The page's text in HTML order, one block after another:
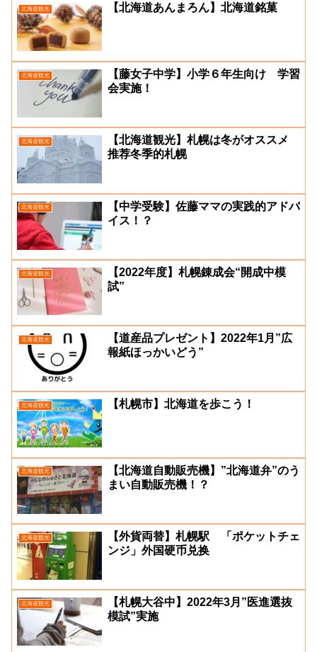
北海道観光 【北海道あんまろん】北海道銘菓
北海道観光
【藤女子中学】小学６年生向け 学習
会実施！
北海道観光
【北海道観光】札幌は冬がオススメ
推荐冬季的札幌
北海道観光
【中学受験】佐藤ママの実践的アドバ
イス！？
北海道観光
【2022年度】札幌錬成会“開成中模
試”
北海道観光
【道産品プレゼント】2022年1月”広
報紙ほっかいどう”
北海道観光 【札幌市】北海道を歩こう！
北海道観光
【北海道自動販売機】”北海道弁”のう
まい自動販売機！？
北海道観光
【外貨両替】札幌駅 「ポケットチェ
ンジ」外国硬币兑换
北海道観光
【札幌大谷中】2022年3月”医進選抜
模試”実施